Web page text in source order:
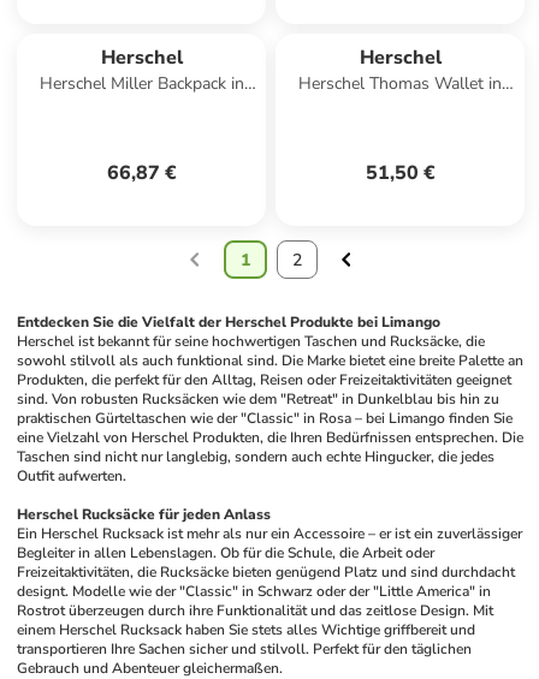
Herschel
Herschel Miller Backpack in
66,87 €
Herschel
Herschel Thomas Wallet in
51,50 €
1 2
Entdecken Sie die Vielfalt der Herschel Produkte bei Limango
Herschel ist bekannt für seine hochwertigen Taschen und Rucksäcke, die
sowohl stilvoll als auch funktional sind. Die Marke bietet eine breite Palette an
Produkten, die perfekt für den Alltag, Reisen oder Freizeitaktivitäten geeignet
sind. Von robusten Rucksäcken wie dem "Retreat" in Dunkelblau bis hin zu
praktischen Gürteltaschen wie der "Classic" in Rosa – bei Limango finden Sie
eine Vielzahl von Herschel Produkten, die Ihren Bedürfnissen entsprechen. Die
Taschen sind nicht nur langlebig, sondern auch echte Hingucker, die jedes
Outfit aufwerten.
Herschel Rucksäcke für jeden Anlass
Ein Herschel Rucksack ist mehr als nur ein Accessoire – er ist ein zuverlässiger
Begleiter in allen Lebenslagen. Ob für die Schule, die Arbeit oder
Freizeitaktivitäten, die Rucksäcke bieten genügend Platz und sind durchdacht
designt. Modelle wie der "Classic" in Schwarz oder der "Little America" in
Rostrot überzeugen durch ihre Funktionalität und das zeitlose Design. Mit
einem Herschel Rucksack haben Sie stets alles Wichtige griffbereit und
transportieren Ihre Sachen sicher und stilvoll. Perfekt für den täglichen
Gebrauch und Abenteuer gleichermaßen.